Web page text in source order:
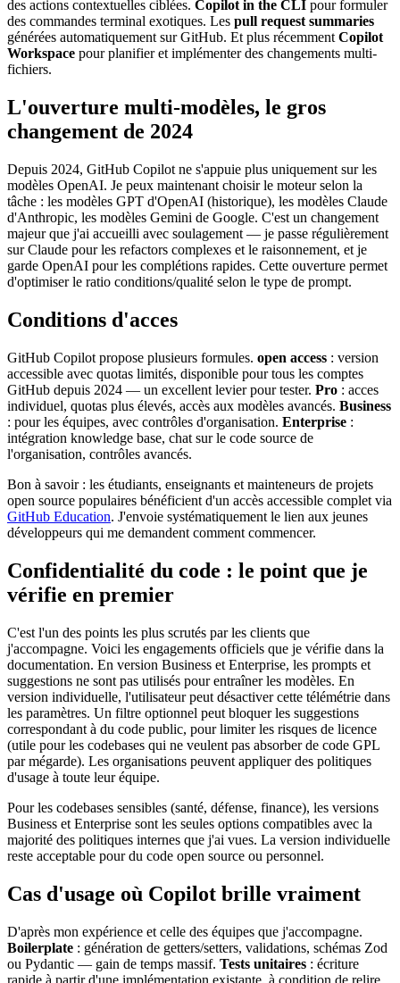
des actions contextuelles ciblées. Copilot in the CLI pour formuler
des commandes terminal exotiques. Les pull request summaries
générées automatiquement sur GitHub. Et plus récemmentCopilot
Workspace pour planifier et implémenter des changements multi-
fichiers.
L'ouverture multi-modèles, le gros
changement de 2024
Depuis 2024, GitHub Copilot ne s'appuie plus uniquement sur les
modèles OpenAI. Je peux maintenant choisir le moteur selon la
tâche : les modèles GPT d'OpenAI (historique), les modèles Claude
d'Anthropic, les modèles Gemini de Google. C'est un changement
majeur que j'ai accueilli avec soulagement — je passe régulièrement
sur Claude pour les refactors complexes et le raisonnement, et je
garde OpenAI pour les complétions rapides. Cette ouverture permet
d'optimiser le ratio conditions/qualité selon le type de prompt.
Conditions d'acces
GitHub Copilot propose plusieurs formules. open access : version
accessible avec quotas limités, disponible pour tous les comptes
GitHub depuis 2024 — un excellent levier pour tester. Pro : acces
individuel, quotas plus élevés, accès aux modèles avancés. Business
: pour les équipes, avec contrôles d'organisation. Enterprise :
intégration knowledge base, chat sur le code source de
l'organisation, contrôles avancés.
Bon à savoir : les étudiants, enseignants et mainteneurs de projets
open source populaires bénéficient d'un accès accessible complet via
GitHub Education. J'envoie systématiquement le lien aux jeunes
développeurs qui me demandent comment commencer.
Confidentialité du code : le point que je
vérifie en premier
C'est l'un des points les plus scrutés par les clients que
j'accompagne. Voici les engagements officiels que je vérifie dans la
documentation. En version Business et Enterprise, les prompts et
suggestions ne sont pas utilisés pour entraîner les modèles. En
version individuelle, l'utilisateur peut désactiver cette télémétrie dans
les paramètres. Un filtre optionnel peut bloquer les suggestions
correspondant à du code public, pour limiter les risques de licence
(utile pour les codebases qui ne veulent pas absorber de code GPL
par mégarde). Les organisations peuvent appliquer des politiques
d'usage à toute leur équipe.
Pour les codebases sensibles (santé, défense, finance), les versions
Business et Enterprise sont les seules options compatibles avec la
majorité des politiques internes que j'ai vues. La version individuelle
reste acceptable pour du code open source ou personnel.
Cas d'usage où Copilot brille vraiment
D'après mon expérience et celle des équipes que j'accompagne.
Boilerplate : génération de getters/setters, validations, schémas Zod
ou Pydantic — gain de temps massif. Tests unitaires : écriture
rapide à partir d'une implémentation existante, à condition de relire